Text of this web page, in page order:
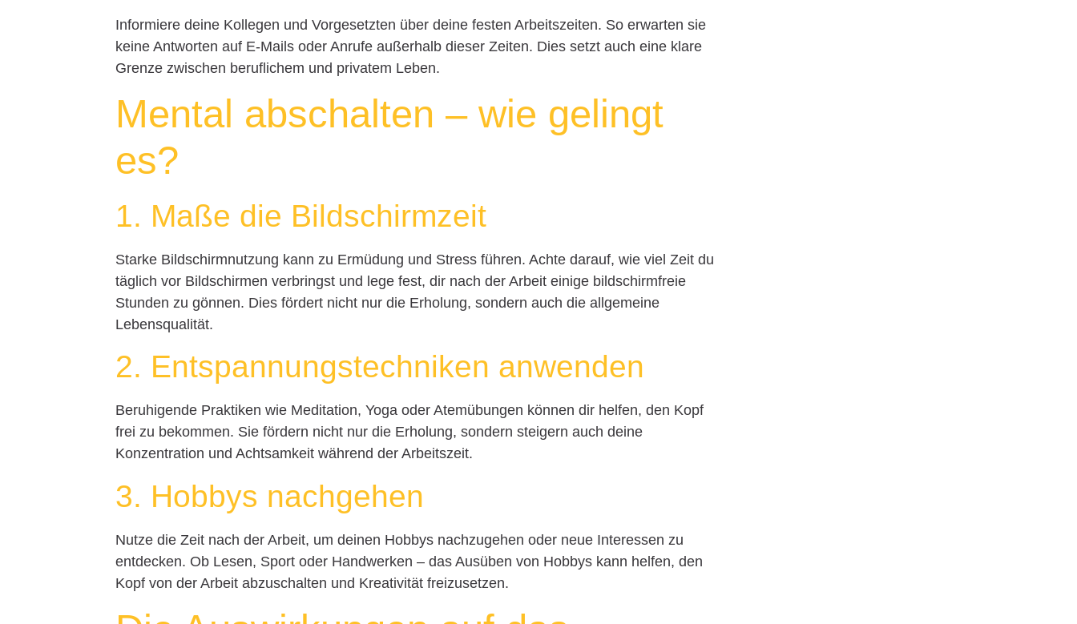
Informiere deine Kollegen und Vorgesetzten über deine festen Arbeitszeiten. So erwarten sie
keine Antworten auf E-Mails oder Anrufe außerhalb dieser Zeiten. Dies setzt auch eine klare
Grenze zwischen beruflichem und privatem Leben.
Mental abschalten – wie gelingt
es?
1. Maße die Bildschirmzeit
Starke Bildschirmnutzung kann zu Ermüdung und Stress führen. Achte darauf, wie viel Zeit du
täglich vor Bildschirmen verbringst und lege fest, dir nach der Arbeit einige bildschirmfreie
Stunden zu gönnen. Dies fördert nicht nur die Erholung, sondern auch die allgemeine
Lebensqualität.
2. Entspannungstechniken anwenden
Beruhigende Praktiken wie Meditation, Yoga oder Atemübungen können dir helfen, den Kopf
frei zu bekommen. Sie fördern nicht nur die Erholung, sondern steigern auch deine
Konzentration und Achtsamkeit während der Arbeitszeit.
3. Hobbys nachgehen
Nutze die Zeit nach der Arbeit, um deinen Hobbys nachzugehen oder neue Interessen zu
entdecken. Ob Lesen, Sport oder Handwerken – das Ausüben von Hobbys kann helfen, den
Kopf von der Arbeit abzuschalten und Kreativität freizusetzen.